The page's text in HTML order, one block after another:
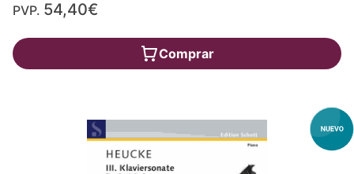
PVP. 54,40€
Comprar